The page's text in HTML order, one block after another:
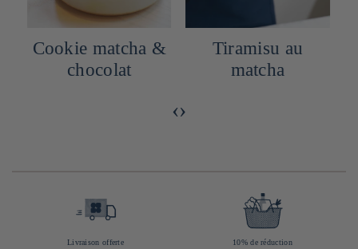
Cookie matcha &
chocolat
Tiramisu au
matcha
‹›
Livraison offerte 10% de réduction